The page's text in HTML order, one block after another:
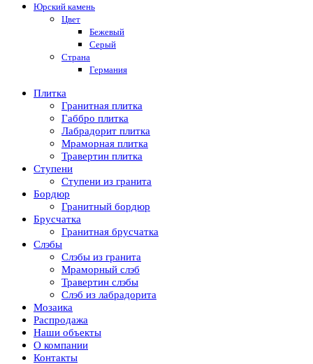
Юрский камень
Цвет
Бежевый
Серый
Страна
Германия
Плитка
Гранитная плитка
Габбро плитка
Лабрадорит плитка
Мраморная плитка
Травертин плитка
Ступени
Ступени из гранита
Бордюр
Гранитный бордюр
Брусчатка
Гранитная брусчатка
Слэбы
Слэбы из гранита
Мраморный слэб
Травертин слэбы
Слэб из лабрадорита
Мозаика
Распродажа
Наши объекты
О компании
Контакты